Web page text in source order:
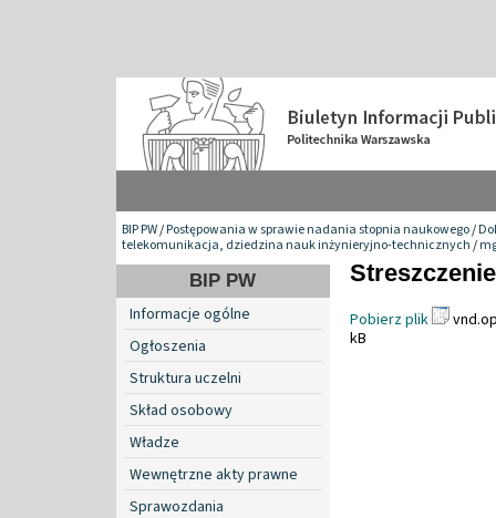
BIP PW/Postępowania w sprawie nadania stopnia naukowego/
telekomunikacja, dziedzina nauk inżynieryjno-technicznych/
BIP PW
Informacje ogólne
Ogłoszenia
Struktura uczelni
Skład osobowy
Władze
Wewnętrzne akty prawne
Sprawozdania
Streszczenie
Pobierz plik
kB